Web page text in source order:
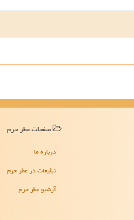
صفحات عطر حرم
درباره ما
تبلیغات در عطر حرم
آرشیو عطر حرم